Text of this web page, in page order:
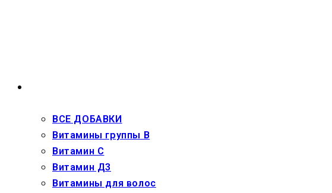
ВСЕ ДОБАВКИ
Витамины группы В
Витамин С
Витамин Д3
Витамины для волос